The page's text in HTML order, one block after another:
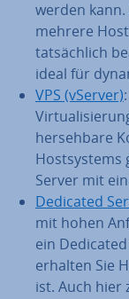
werden
mehrere
tat­säch­lich
ideal für
VPS (vServer)
her­seh­ba­re
Host­sys­tems
Server mit
Dedicated
mit hohen
ein
erhalten Sie
ist. Auch hier